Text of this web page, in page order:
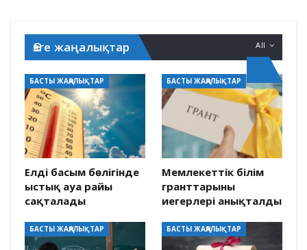
All
Өзге жаңалықтар
БАСТЫ ЖАҢАЛЫҚТАР
Елдің басым бөлігінде
ыстық ауа райы
сақталады
БАСТЫ ЖАҢАЛЫҚТАР
Мемлекеттік білім
гранттарының
иегерлері анықталды
БАСТЫ ЖАҢАЛЫҚТАР БАСТЫ ЖАҢАЛЫҚТАР